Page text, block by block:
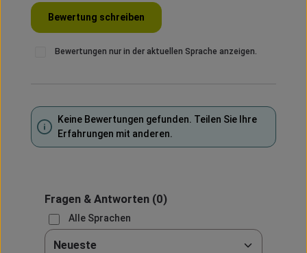
Bewertung schreiben
Bewertungen nur in der aktuellen Sprache anzeigen.
Keine Bewertungen gefunden. Teilen Sie Ihre
Erfahrungen mit anderen.
Fragen & Antworten(0)
Alle Sprachen
Sortieren nach